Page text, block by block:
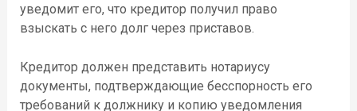
уведомит его, что кредитор получил право
взыскать с него долг через приставов.
Кредитор должен представить нотариусу
документы, подтверждающие бесспорность его
требований к должнику и копию уведомления